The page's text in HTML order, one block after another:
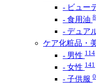
- ビュー
- 食用油 8
- デュア
ケア化粧品・
- 男性 114
- 女性 141
- 子供服 0